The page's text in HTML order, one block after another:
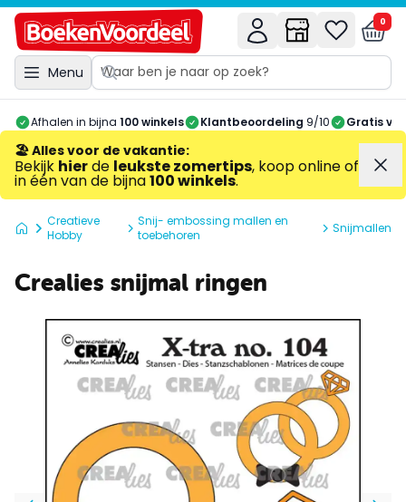
Menu
0
Afhalen in bijna 100 winkels Klantbeoordeling 9/10 Gratis
🏖️ Alles voor de vakantie:
Bekijk hierde leukste zomertips, koop online of
in één van de bijna100 winkels.
Creatieve
Hobby
Snij- embossing mallen en
toebehoren
Snijmallen
Crealies snijmal ringen